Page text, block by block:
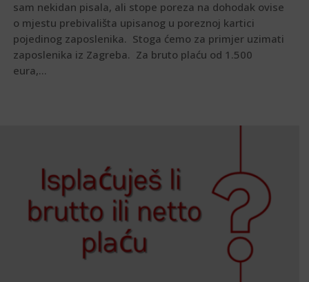
sam nekidan pisala, ali stope poreza na dohodak ovise
o mjestu prebivališta upisanog u poreznoj kartici
pojedinog zaposlenika. Stoga ćemo za primjer uzimati
zaposlenika iz Zagreba. Za bruto plaću od 1.500
eura,...